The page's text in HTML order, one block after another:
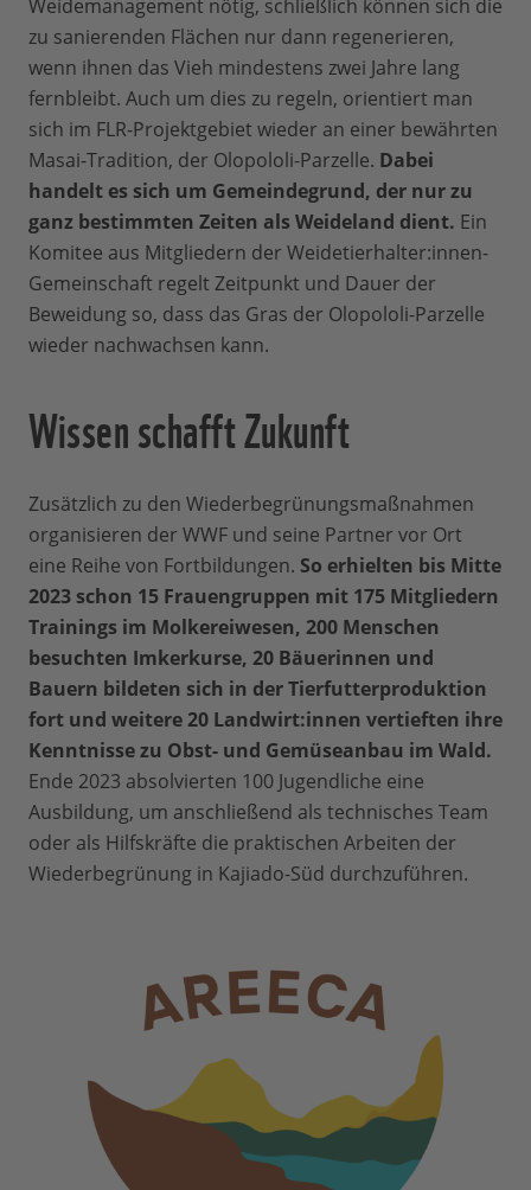
Weidemanagement nötig, schließlich können sich die
zu sanierenden Flächen nur dann regenerieren,
wenn ihnen das Vieh mindestens zwei Jahre lang
fernbleibt. Auch um dies zu regeln, orientiert man
sich im FLR-Projektgebiet wieder an einer bewährten
Masai-Tradition, der Olopololi-Parzelle. Dabei
handelt es sich um Gemeindegrund, der nur zu
ganz bestimmten Zeiten als Weideland dient. Ein
Komitee aus Mitgliedern der Weidetierhalter:innen-
Gemeinschaft regelt Zeitpunkt und Dauer der
Beweidung so, dass das Gras der Olopololi-Parzelle
wieder nachwachsen kann.
Wissen schafft Zukunft
Zusätzlich zu den Wiederbegrünungsmaßnahmen
organisieren der WWF und seine Partner vor Ort
eine Reihe von Fortbildungen. So erhielten bis Mitte
2023 schon 15 Frauengruppen mit 175 Mitgliedern
Trainings im Molkereiwesen, 200 Menschen
besuchten Imkerkurse, 20 Bäuerinnen und
Bauern bildeten sich in der Tierfutterproduktion
fort und weitere 20 Landwirt:innen vertieften ihre
Kenntnisse zu Obst- und Gemüseanbau im Wald.
Ende 2023 absolvierten 100 Jugendliche eine
Ausbildung, um anschließend als technisches Team
oder als Hilfskräfte die praktischen Arbeiten der
Wiederbegrünung in Kajiado-Süd durchzuführen.